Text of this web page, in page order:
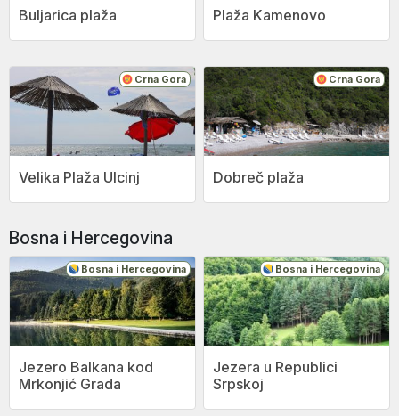
Buljarica plaža Plaža Kamenovo
Crna Gora
Velika Plaža Ulcinj
Crna Gora
Dobreč plaža
Bosna i Hercegovina
Bosna i Hercegovina
Jezero Balkana kod
Mrkonjić Grada
Bosna i Hercegovina
Jezera u Republici
Srpskoj